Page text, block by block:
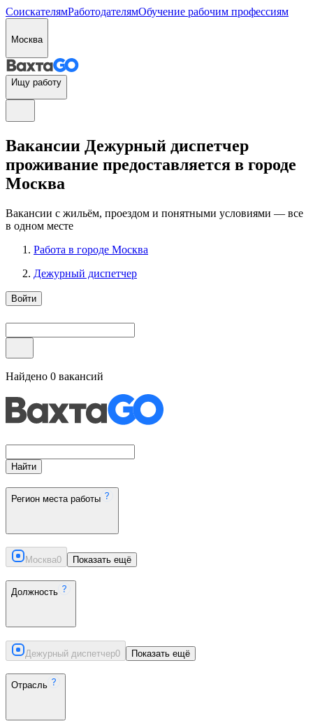
СоискателямРаботодателямОбучение рабочим профессиям
Москва
Ищу работу
Вакансии Дежурный диспетчер
проживание предоставляется в городе
Москва
Вакансии с жильём, проездом и понятными условиями — все
в одном месте
Работа в городе Москва
Дежурный диспетчер
Войти
Найдено 0 вакансий
Найти
Регион места работы
Москва0 Показать ещё
Должность
Дежурный диспетчер0 Показать ещё
Отрасль